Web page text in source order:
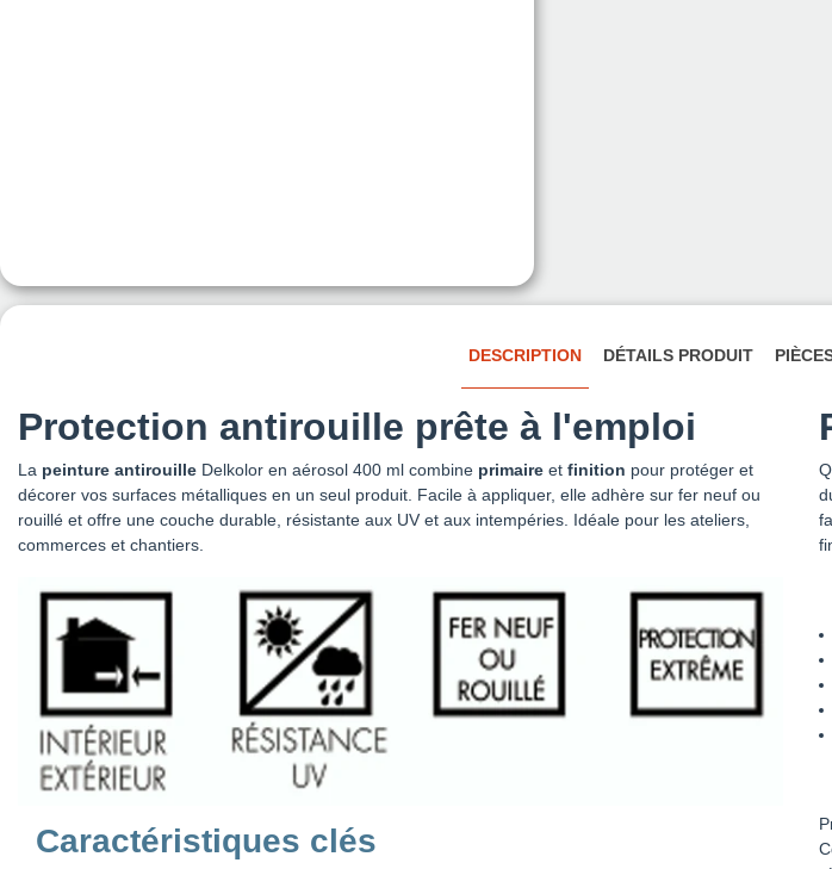
DESCRIPTION DÉTAILS PRODUIT
Protection antirouille prête à l'emploi
La peinture antirouille Delkolor en aérosol 400 ml combine primaire et finition pour protéger et
décorer vos surfaces métalliques en un seul produit. Facile à appliquer, elle adhère sur fer neuf ou
rouillé et offre une couche durable, résistante aux UV et aux intempéries. Idéale pour les ateliers,
commerces et chantiers.
Caractéristiques clés